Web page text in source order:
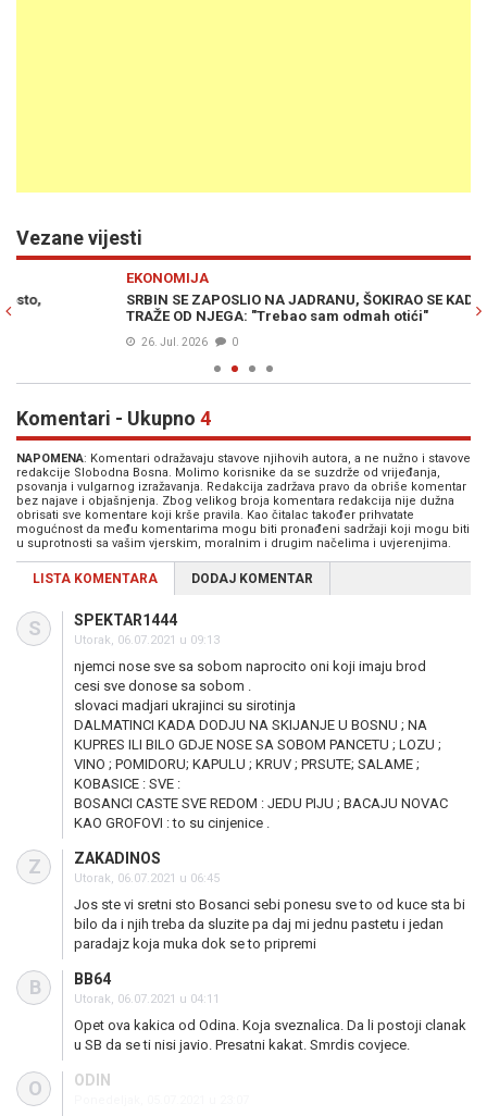
Vezane vijesti
SRBIN SE ZAPOSLIO NA JADRANU, ŠOKIRAO SE KAD JE VIDIO ŠTA
TRAŽE OD NJEGA: "Trebao sam odmah otići"
0
Komentari - Ukupno 4
NAPOMENA: Komentari odražavaju stavove njihovih autora, a ne nužno i stavove
redakcije Slobodna Bosna. Molimo korisnike da se suzdrže od vrijeđanja,
psovanja i vulgarnog izražavanja. Redakcija zadržava pravo da obriše komentar
bez najave i objašnjenja. Zbog velikog broja komentara redakcija nije dužna
obrisati sve komentare koji krše pravila. Kao čitalac također prihvatate
mogućnost da među komentarima mogu biti pronađeni sadržaji koji mogu biti
u suprotnosti sa vašim vjerskim, moralnim i drugim načelima i uvjerenjima.
LISTA KOMENTARA DODAJ KOMENTAR
S SPEKTAR1444
Utorak, 06.07.2021 u 09:13
njemci nose sve sa sobom naprocito oni koji imaju brod
cesi sve donose sa sobom .
slovaci madjari ukrajinci su sirotinja
DALMATINCI KADA DODJU NA SKIJANJE U BOSNU ; NA
KUPRES ILI BILO GDJE NOSE SA SOBOM PANCETU ; LOZU ;
VINO ; POMIDORU; KAPULU ; KRUV ; PRSUTE; SALAME ;
KOBASICE : SVE :
BOSANCI CASTE SVE REDOM : JEDU PIJU ; BACAJU NOVAC
KAO GROFOVI : to su cinjenice .
Z ZAKADINOS
Utorak, 06.07.2021 u 06:45
Jos ste vi sretni sto Bosanci sebi ponesu sve to od kuce sta bi
bilo da i njih treba da sluzite pa daj mi jednu pastetu i jedan
paradajz koja muka dok se to pripremi
B BB64
Utorak, 06.07.2021 u 04:11
Opet ova kakica od Odina. Koja sveznalica. Da li postoji clanak
u SB da se ti nisi javio. Presatni kakat. Smrdis covjece.
O ODIN